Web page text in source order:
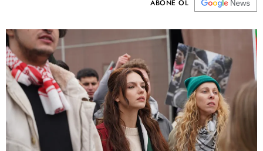
ABONE OL